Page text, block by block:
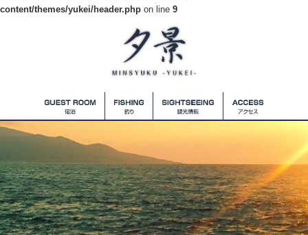
content/themes/yukei/header.php on line 9